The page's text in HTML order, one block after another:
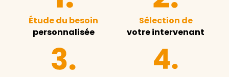
Étude du besoin
personnalisée
Sélection de
votre intervenant